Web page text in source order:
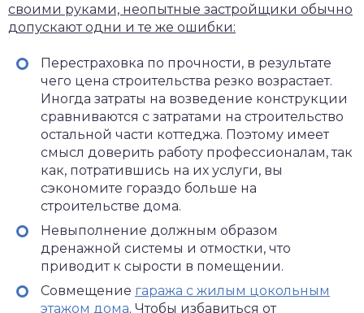
своими руками, неопытные застройщики обычно
допускают одни и те же ошибки:
Перестраховка по прочности, в результате
чего цена строительства резко возрастает.
Иногда затраты на возведение конструкции
сравниваются с затратами на строительство
остальной части коттеджа. Поэтому имеет
смысл доверить работу профессионалам, так
как, потратившись на их услуги, вы
сэкономите гораздо больше на
строительстве дома.
Невыполнение должным образом
дренажной системы и отмостки, что
приводит к сырости в помещении.
Совмещение гаража с жилым цокольным
этажом дома. Чтобы избавиться от